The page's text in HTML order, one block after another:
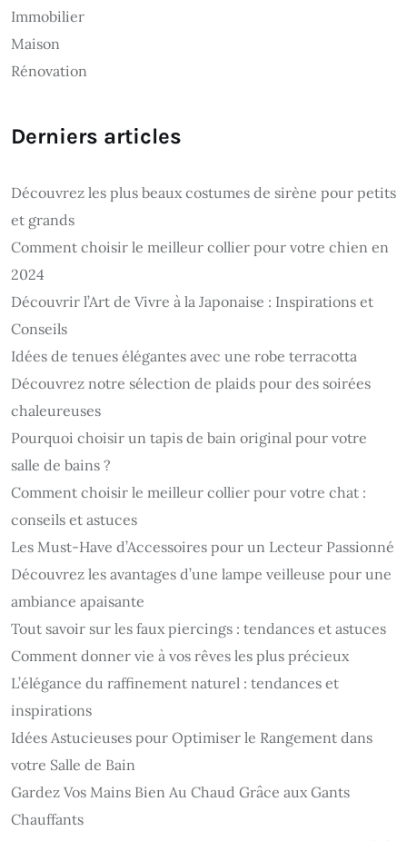
Immobilier
Maison
Rénovation
Derniers articles
Découvrez les plus beaux costumes de sirène pour petits
et grands
Comment choisir le meilleur collier pour votre chien en
2024
Découvrir l’Art de Vivre à la Japonaise : Inspirations et
Conseils
Idées de tenues élégantes avec une robe terracotta
Découvrez notre sélection de plaids pour des soirées
chaleureuses
Pourquoi choisir un tapis de bain original pour votre
salle de bains ?
Comment choisir le meilleur collier pour votre chat :
conseils et astuces
Les Must-Have d’Accessoires pour un Lecteur Passionné
Découvrez les avantages d’une lampe veilleuse pour une
ambiance apaisante
Tout savoir sur les faux piercings : tendances et astuces
Comment donner vie à vos rêves les plus précieux
L’élégance du raffinement naturel : tendances et
inspirations
Idées Astucieuses pour Optimiser le Rangement dans
votre Salle de Bain
Gardez Vos Mains Bien Au Chaud Grâce aux Gants
Chauffants